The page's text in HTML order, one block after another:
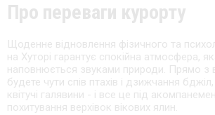
Про переваги курорту
Щоденне відновлення фізичного та
на Хуторі гарантує спокійна атмосфера,
наповнюється звуками природи. Прямо з
будете чути спів птахів і дзижчання
квітучі галявини - і все це під
похитування верхівок вікових ялин.